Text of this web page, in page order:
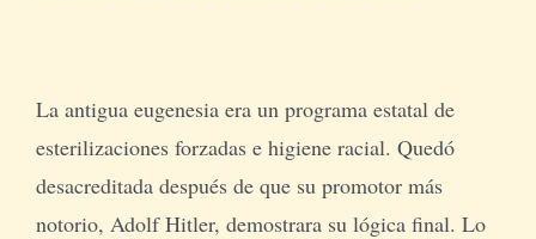
La antigua eugenesia era un programa estatal de
esterilizaciones forzadas e higiene racial. Quedó
desacreditada después de que su promotor más
notorio, Adolf Hitler, demostrara su lógica final. Lo